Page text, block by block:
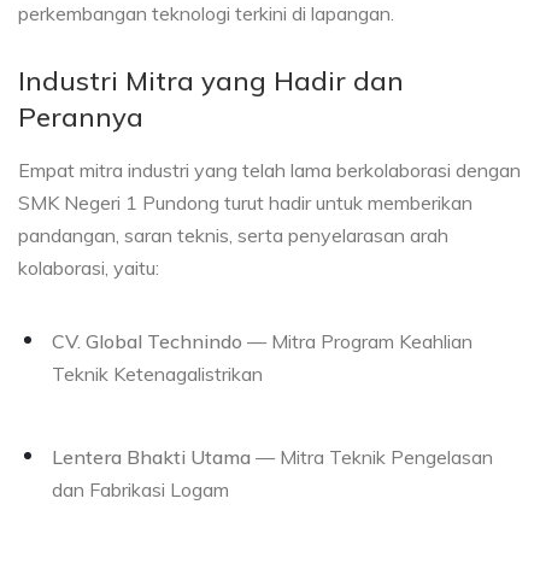
perkembangan teknologi terkini di lapangan.
Industri Mitra yang Hadir dan
Perannya
Empat mitra industri yang telah lama berkolaborasi dengan
SMK Negeri 1 Pundong turut hadir untuk memberikan
pandangan, saran teknis, serta penyelarasan arah
kolaborasi, yaitu:
CV. Global Technindo — Mitra Program Keahlian
Teknik Ketenagalistrikan
Lentera Bhakti Utama — Mitra Teknik Pengelasan
dan Fabrikasi Logam